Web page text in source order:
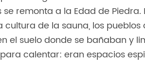
remonta a la Edad de
de la sauna, los
el suelo donde se bañaban y
calentar: eran espacios